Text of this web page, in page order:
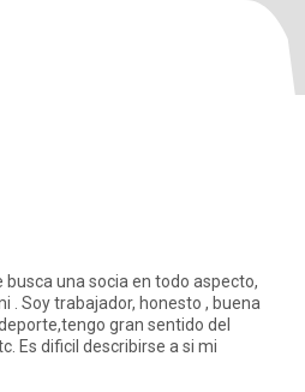
una socia en todo aspecto,
gran sentido del
humor, respetuoso,etc etc etc. Es dificil describirse a si mi